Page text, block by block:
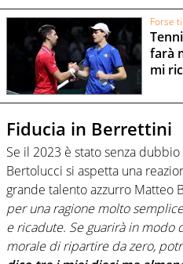
Forse
farà
mi
Fiducia in Berrettini
Se il 2023 è stato senza dubbio
Bertolucci si aspetta una
grande talento azzurro Matteo
per una ragione molto
e ricadute. Se guarirà in modo
morale di ripartire da zero,